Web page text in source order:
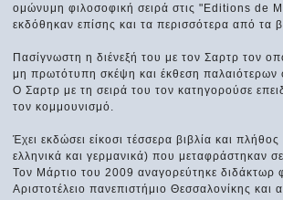
ομώνυμη φιλοσοφική σειρά στις "Εditions de
εκδόθηκαν επίσης και τα περισσότερα από τα
Πασίγνωστη η διένεξή του με τον Σαρτρ τον
μη πρωτότυπη σκέψη και έκθεση παλαιότερων
Ο Σαρτρ με τη σειρά του τον κατηγορούσε
τον κομμουνισμό.
Έχει εκδώσει είκοσι τέσσερα βιβλία και
ελληνικά και γερμανικά) που μεταφράστηκαν
Τον Μάρτιο του 2009 αναγορεύτηκε διδάκτωρ
Αριστοτέλειο πανεπιστήμιο Θεσσαλονίκης και